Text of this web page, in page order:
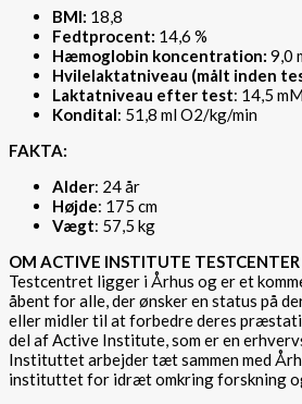
BMI: 18,8
Fedtprocent: 14,6 %
Hæmoglobin koncentration: 9,0
Hvilelaktatniveau (målt inden
Laktatniveau efter test: 14,5
Kondital: 51,8 ml O2/kg/min
FAKTA:
Alder: 24 år
Højde: 175 cm
Vægt: 57,5 kg
OM ACTIVE INSTITUTE TESTCENTER
Testcentret ligger i Århus og er et
åbent for alle, der ønsker en status på
eller midler til at forbedre deres
del af Active Institute, som er en
Instituttet arbejder tæt sammen med
instituttet for idræt omkring forskning